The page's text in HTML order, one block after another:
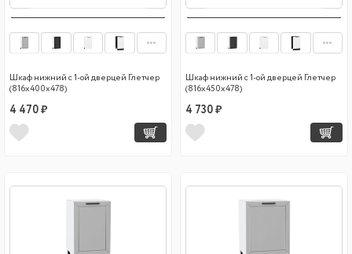
Шкаф нижний с 1-ой дверцей Глетчер
(816х400х478)
4 470 ₽
Шкаф нижний с 1-ой дверцей Глетчер
(816х450х478)
4 730 ₽